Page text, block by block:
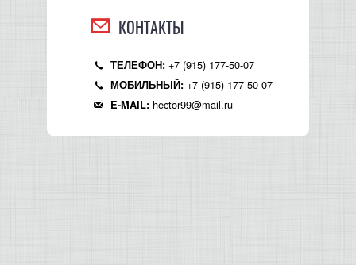
КОНТАКТЫ
ТЕЛЕФОН: +7 (915) 177-50-07
МОБИЛЬНЫЙ: +7 (915) 177-50-07
E-MAIL: hector99@mail.ru